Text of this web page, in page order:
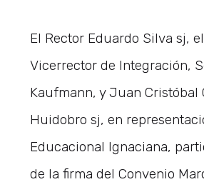
El Rector Eduardo Silva sj, el
Vicerrector de Integración,
Kaufmann, y Juan Cristóbal
Huidobro sj, en
Educacional Ignaciana,
de la firma del Convenio